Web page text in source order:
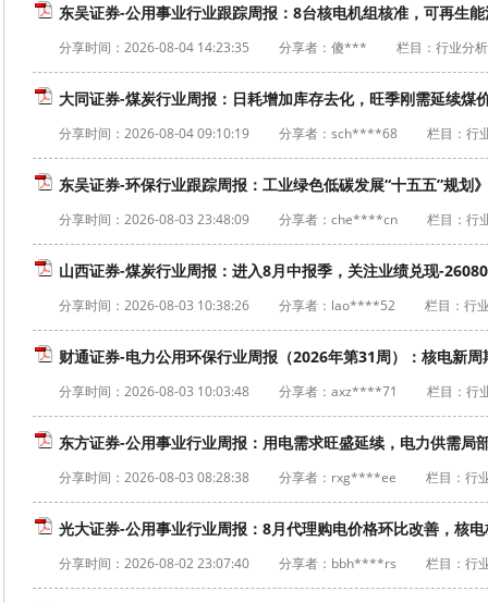
东吴证券-公用事业行业跟踪周报：8台核电机组核准，可再生
分享时间： 2026-08-04 14:23:35 分享者：傻*** 栏目：行业分析
大同证券-煤炭行业周报：日耗增加库存去化，旺季刚需延续煤
分享时间： 2026-08-04 09:10:19 分享者：sch****68 栏目：行
东吴证券-环保行业跟踪周报：工业绿色低碳发展“十五五”规
分享时间： 2026-08-03 23:48:09 分享者：che****cn 栏目：行
山西证券-煤炭行业周报：进入8月中报季，关注业绩兑现-
分享时间： 2026-08-03 10:38:26 分享者：lao****52 栏目：行
财通证券-电力公用环保行业周报（2026年第31周）：核电新
分享时间： 2026-08-03 10:03:48 分享者：axz****71 栏目：行
东方证券-公用事业行业周报：用电需求旺盛延续，电力供需局
分享时间： 2026-08-03 08:28:38 分享者：rxg****ee 栏目：行
光大证券-公用事业行业周报：8月代理购电价格环比改善，核
分享时间： 2026-08-02 23:07:40 分享者：bbh****rs 栏目：行